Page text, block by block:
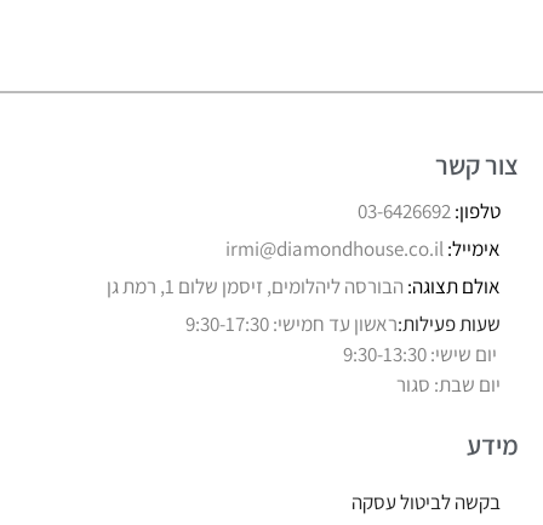
צור קשר
טלפון:03-6426692
אימייל:irmi@diamondhouse.co.il
אולם תצוגה: הבורסה ליהלומים, זיסמן שלום 1, רמת גן
שעות פעילות:ראשון עד חמישי: 9:30-17:30
יום שישי: 9:30-13:30
יום שבת: סגור
מידע
בקשה לביטול עסקה